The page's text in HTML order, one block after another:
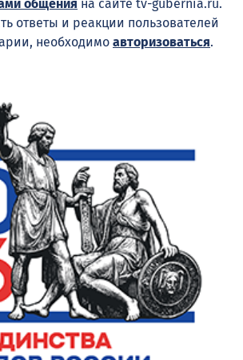
общения на сайте tv-gubernia.ru.
ответы и реакции пользователей
необходимо авторизоваться.